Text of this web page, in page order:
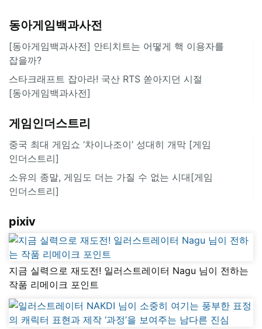
동아게임백과사전
[동아게임백과사전] 안티치트는 어떻게 핵 이용자를
잡을까?
스타크래프트 잡아라! 국산 RTS 쏟아지던 시절
[동아게임백과사전]
게임인더스트리
중국 최대 게임쇼 ‘차이나조이’ 성대히 개막 [게임
인더스트리]
소유의 종말, 게임도 더는 가질 수 없는 시대[게임
인더스트리]
pixiv
지금 실력으로 재도전! 일러스트레이터 Nagu 님이 전하는
작품 리메이크 포인트